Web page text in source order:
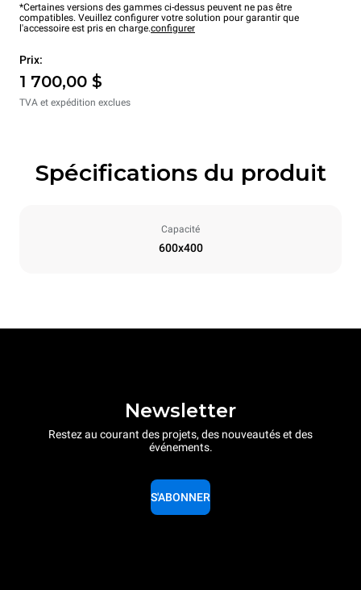
*Certaines versions des gammes ci-dessus peuvent ne pas être
compatibles. Veuillez configurer votre solution pour garantir que
l'accessoire est pris en charge.configurer
Prix:
1 700,00 $
TVA et expédition exclues
Spécifications du produit
Capacité
600x400
Newsletter
Restez au courant des projets, des nouveautés et des
événements.
S'ABONNER